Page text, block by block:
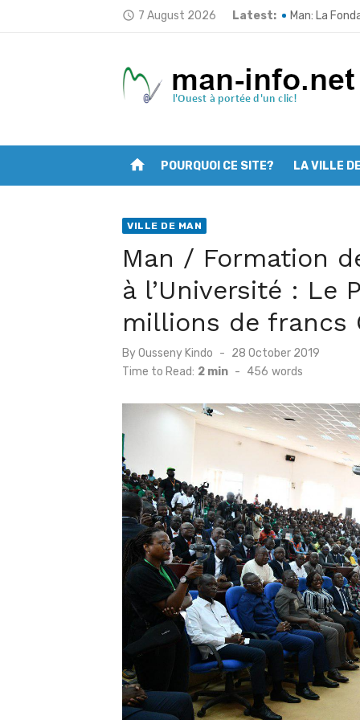
access_time 7 August 2026 Latest: Tonkpi:
Man fait
Opération
Mont Nimba:
Filière café
Man:
home POURQUOI CE SITE? LA VILLE
VILLE DE MAN
Man / Formation
à l’Université : Le
millions de francs
ByOusseny Kindo
Posted
28 October 2019
Time to Read: 2 min - 456 words